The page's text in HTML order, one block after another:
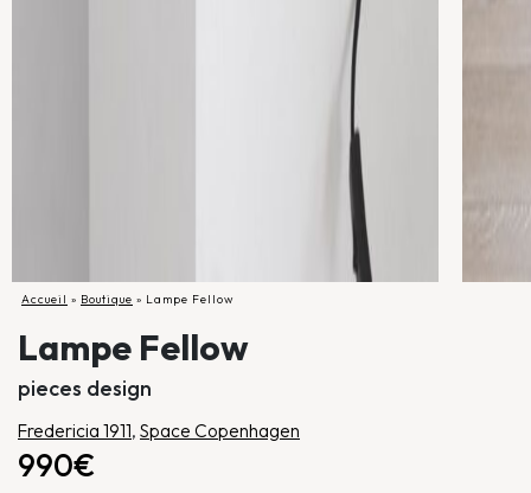
Accueil » Boutique » Lampe Fellow
Lampe Fellow
pieces design
Fredericia 1911, Space Copenhagen
990€